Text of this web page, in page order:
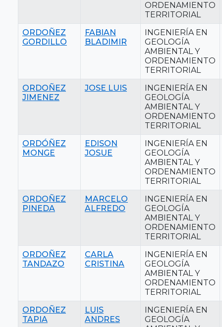
ORDENAMIENTO
TERRITORIAL
ORDOÑEZ
GORDILLO
FABIAN
BLADIMIR
INGENIERÍA EN
GEOLOGÍA
AMBIENTAL Y
ORDENAMIENTO
TERRITORIAL
ORDOÑEZ
JIMENEZ
JOSE LUIS
INGENIERÍA EN
GEOLOGÍA
AMBIENTAL Y
ORDENAMIENTO
TERRITORIAL
ORDÓÑEZ
MONGE
EDISON
JOSUE
INGENIERÍA EN
GEOLOGÍA
AMBIENTAL Y
ORDENAMIENTO
TERRITORIAL
ORDOÑEZ
PINEDA
MARCELO
ALFREDO
INGENIERÍA EN
GEOLOGÍA
AMBIENTAL Y
ORDENAMIENTO
TERRITORIAL
ORDOÑEZ
TANDAZO
CARLA
CRISTINA
INGENIERÍA EN
GEOLOGÍA
AMBIENTAL Y
ORDENAMIENTO
TERRITORIAL
ORDOÑEZ
TAPIA
LUIS
ANDRES
INGENIERÍA EN
GEOLOGÍA